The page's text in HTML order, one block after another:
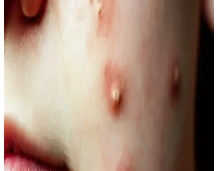
Doğal Denge ve Güzellik Arasındaki Bağlantı:
Güncel Trendler ve Doğal Bakım Yöntemleri
Doğal dengeyi koruma ve güzelliği destekleme yöntemleri, organik
ürünler ve yaşam tarzı alışkanlıklarıyla sağlanıyor. Güncel trendler
ve bilimsel araştırmalar, doğallığın güzellikteki önemini vurguluyor.
Doğal İçerikli Duş Jeli Seçenekleri: Le Petit
Marseillais ve Palmolive Naturals Ürünleri
Her iki markanın doğal içerikli duş jeli ürünleri, cilt sağlığı ve
ferahlık sunar. Le Petit Marseillais’in doğadan ilham alan formülleri
ve Palmolive Naturals’in hafif yapısı, çeşitli boyut ve fiyat
seçenekleriyle bakımda tercih edilir.
Vegan Göz Altı Bakım Kremleri: Doğal ve
Hayvansal İçeriksiz Çözüm Önerileri